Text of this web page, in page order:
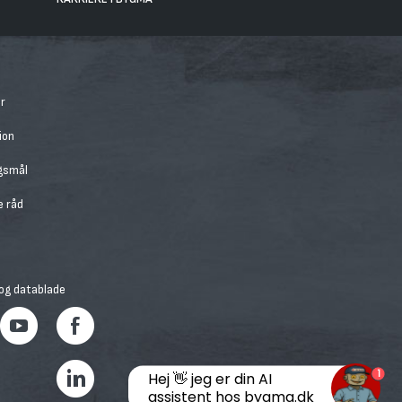
råd
datablade
Hej 👋 jeg er din AI
assistent hos bygma.dk
1